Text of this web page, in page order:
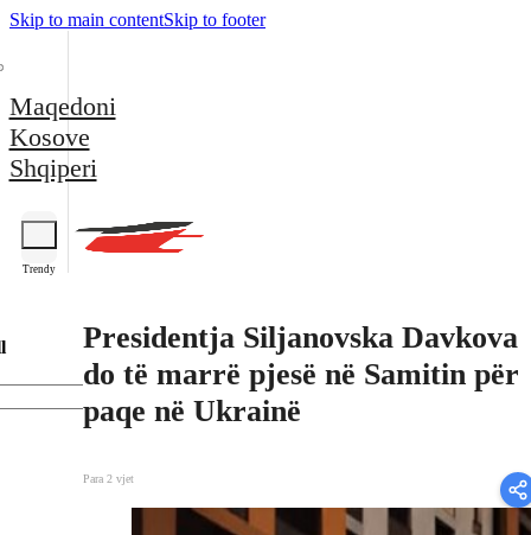
Skip to main contentSkip to footer
Maqedoni
Kosove
Shqiperi
Trendy
Presidentja Siljanovska Davkova
do të marrë pjesë në Samitin për
paqe në Ukrainë
Para 2 vjet